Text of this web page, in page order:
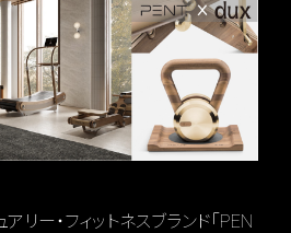
リー・フィットネスブランド「PEN